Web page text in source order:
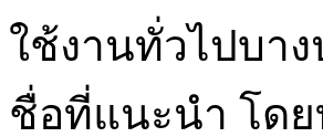
ใช้งานทั่วไปบา
ชื่อที่แนะนำ โดย